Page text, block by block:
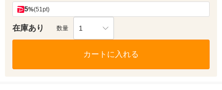
5%(51pt)
在庫あり 数量 1
カートに入れる